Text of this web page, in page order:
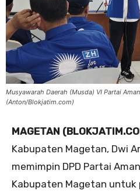
Musyawarah Daerah (Musda) VI Partai
(Anton/Blokjatim.com)
MAGETAN
Kabupaten Magetan, Dwi
memimpin DPD Partai
Kabupaten Magetan untuk